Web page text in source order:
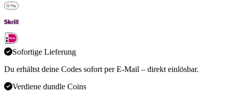
Sofortige Lieferung
Du erhältst deine Codes sofort per E-Mail – direkt einlösbar.
Verdiene dundle Coins